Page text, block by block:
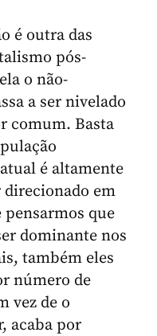
é outra das
pós-
o não-
a ser nivelado
comum. Basta
é altamente
em
pensarmos que
dominante nos
também eles
número de
vez de o
acaba por